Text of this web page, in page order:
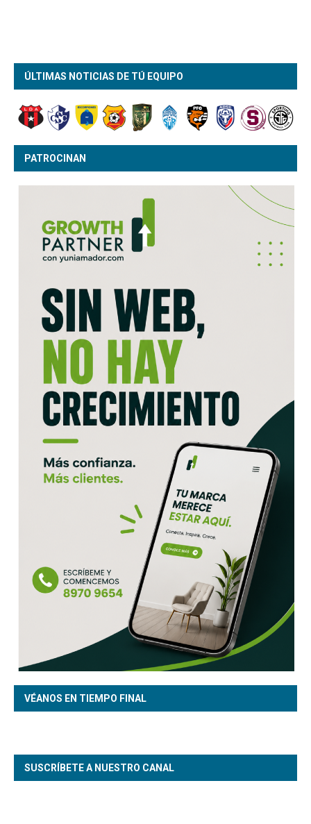
ÚLTIMAS NOTICIAS DE TÚ EQUIPO
PATROCINAN
VÉANOS EN TIEMPO FINAL
SUSCRÍBETE A NUESTRO CANAL